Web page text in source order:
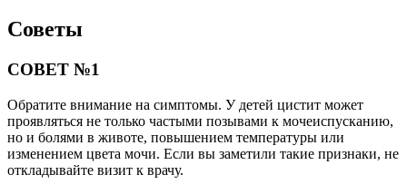
Советы
СОВЕТ №1
Обратите внимание на симптомы. У детей цистит может
проявляться не только частыми позывами к мочеиспусканию,
но и болями в животе, повышением температуры или
изменением цвета мочи. Если вы заметили такие признаки, не
откладывайте визит к врачу.